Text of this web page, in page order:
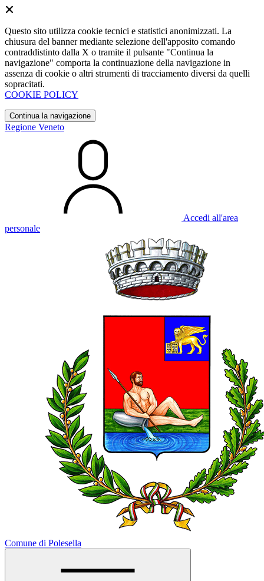
Questo sito utilizza cookie tecnici e statistici anonimizzati. La
chiusura del banner mediante selezione dell'apposito comando
contraddistinto dalla X o tramite il pulsante "Continua la
navigazione" comporta la continuazione della navigazione in
assenza di cookie o altri strumenti di tracciamento diversi da quelli
sopracitati.
COOKIE POLICY
Continua la navigazione
Regione Veneto
Accedi all'area
personale
Comune di Polesella